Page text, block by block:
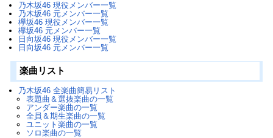
乃木坂46 現役メンバー一覧
乃木坂46 元メンバー一覧
欅坂46 現役メンバー一覧
欅坂46 元メンバー一覧
日向坂46 現役メンバー一覧
日向坂46 元メンバー一覧
楽曲リスト
乃木坂46 全楽曲簡易リスト
表題曲＆選抜楽曲の一覧
アンダー楽曲の一覧
全員＆期生楽曲の一覧
ユニット楽曲の一覧
ソロ楽曲の一覧